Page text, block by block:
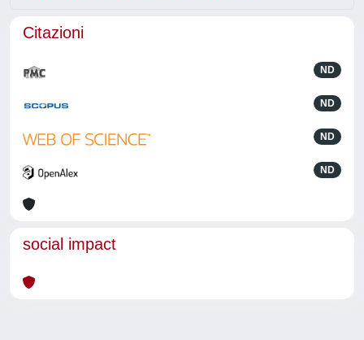
Citazioni
ND
ND
ND
ND
social impact